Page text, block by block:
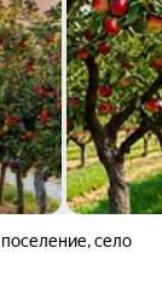
,село